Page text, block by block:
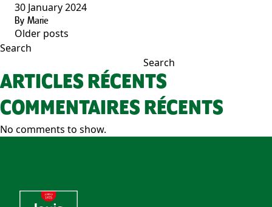
30 January 2024
By Marie
POSTS
NAVIGATION
Older posts
Search
Search
ARTICLES RÉCENTS
COMMENTAIRES RÉCENTS
No comments to show.